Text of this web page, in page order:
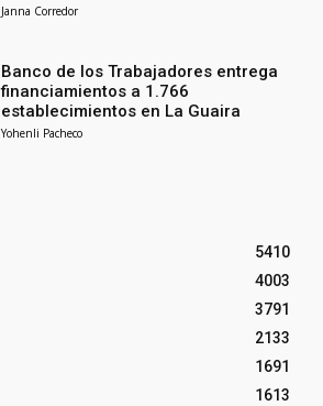
Janna Corredor
Banco de los Trabajadores entrega
financiamientos a 1.766
establecimientos en La Guaira
Yohenli Pacheco
5410
4003
3791
2133
1691
1613